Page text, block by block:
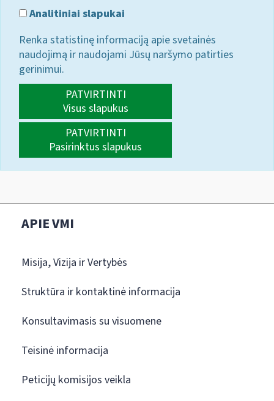
Analitiniai slapukai
Renka statistinę informaciją apie svetainės
naudojimą ir naudojami Jūsų naršymo patirties
gerinimui.
PATVIRTINTI
Visus slapukus
PATVIRTINTI
Pasirinktus slapukus
APIE VMI
Misija, Vizija ir Vertybės
Struktūra ir kontaktinė informacija
Konsultavimasis su visuomene
Teisinė informacija
Peticijų komisijos veikla